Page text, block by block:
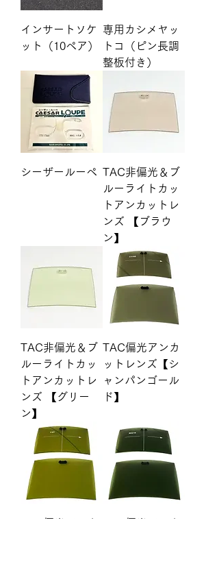
インサートソケ
ット（10ペア）
専用カシメヤッ
トコ（ピン長調
整板付き）
シーザールーペ TAC非偏光＆ブ
ルーライトカッ
トアンカットレ
ンズ 【ブラウ
ン】
TAC非偏光＆ブ
ルーライトカッ
トアンカットレ
ンズ 【グリー
ン】
TAC偏光アンカ
ットレンズ【シ
ャンパンゴール
ド】